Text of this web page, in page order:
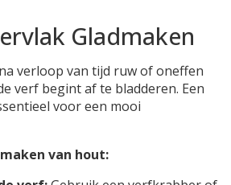
Gladmaken
verloop van tijd ruw of oneffen
verf begint af te bladderen. Een
voor een mooi
van hout: